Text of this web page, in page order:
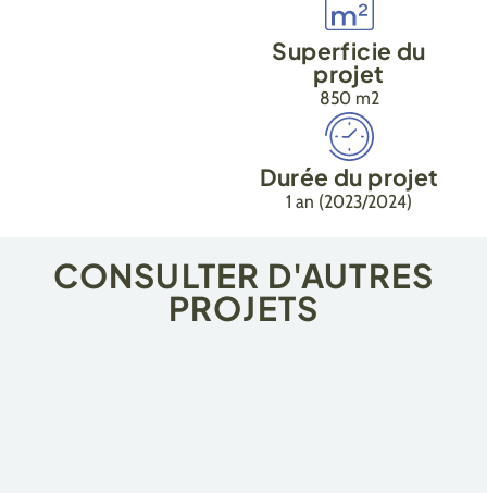
Superficie du
projet
850 m2
Durée du projet
1 an (2023/2024)
CONSULTER D'AUTRES
PROJETS